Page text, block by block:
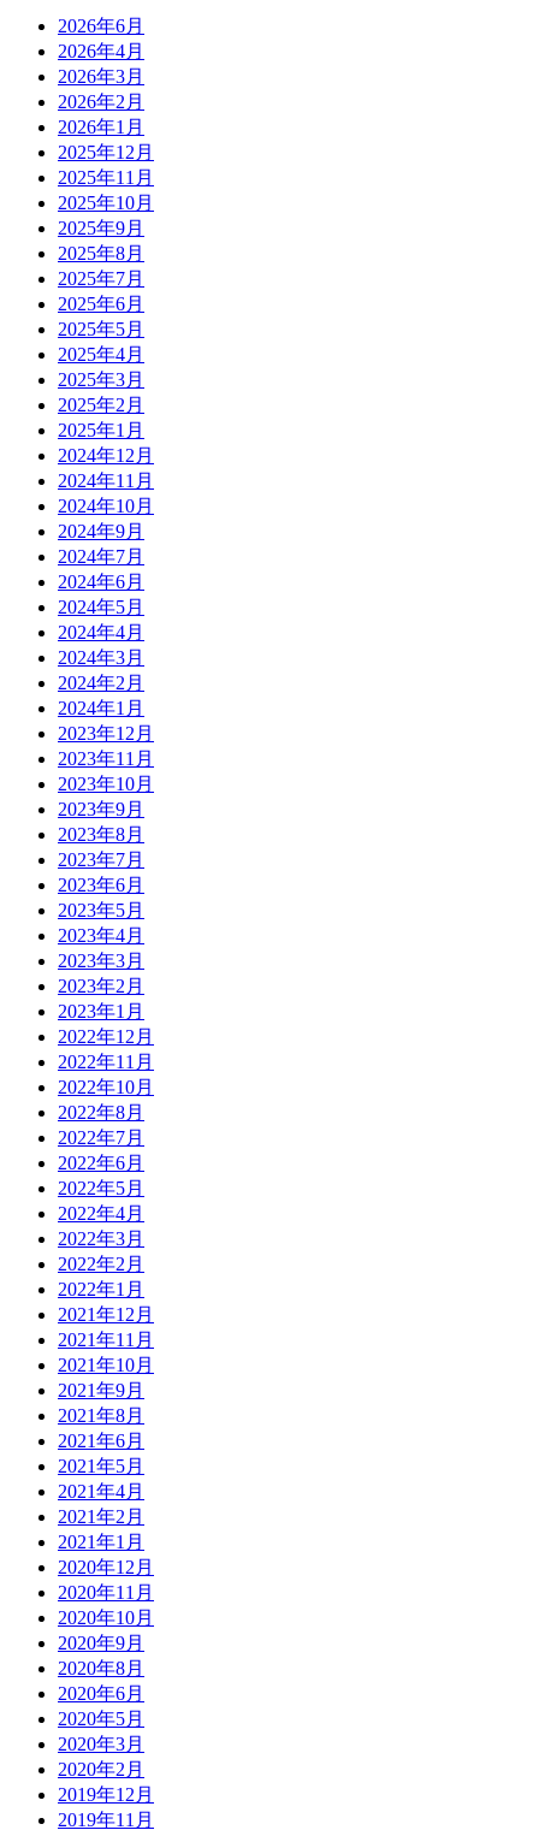
2026年6月
2026年4月
2026年3月
2026年2月
2026年1月
2025年12月
2025年11月
2025年10月
2025年9月
2025年8月
2025年7月
2025年6月
2025年5月
2025年4月
2025年3月
2025年2月
2025年1月
2024年12月
2024年11月
2024年10月
2024年9月
2024年7月
2024年6月
2024年5月
2024年4月
2024年3月
2024年2月
2024年1月
2023年12月
2023年11月
2023年10月
2023年9月
2023年8月
2023年7月
2023年6月
2023年5月
2023年4月
2023年3月
2023年2月
2023年1月
2022年12月
2022年11月
2022年10月
2022年8月
2022年7月
2022年6月
2022年5月
2022年4月
2022年3月
2022年2月
2022年1月
2021年12月
2021年11月
2021年10月
2021年9月
2021年8月
2021年6月
2021年5月
2021年4月
2021年2月
2021年1月
2020年12月
2020年11月
2020年10月
2020年9月
2020年8月
2020年6月
2020年5月
2020年3月
2020年2月
2019年12月
2019年11月